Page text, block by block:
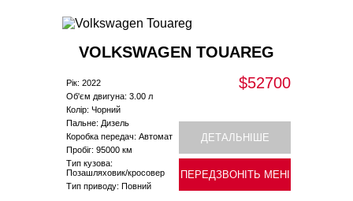
VOLKSWAGEN TOUAREG
Рік: 2022
Об'єм двигуна: 3.00 л
Колір: Чорний
Пальне: Дизель
Коробка передач: Автомат
Пробіг: 95000 км
Тип кузова:
Позашляховик/кросовер
Тип приводу: Повний
$52700
ДЕТАЛЬНІШЕ
ПЕРЕДЗВОНІТЬ МЕНІ